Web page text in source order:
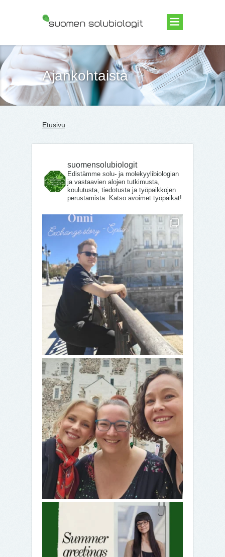
Suomen Solubiologit ry
Ajankohtaista
Etusivu
suomensolubiologit
Edistämme solu- ja molekyylibiologian
ja vastaavien alojen tutkimusta,
koulutusta, tiedotusta ja työpaikkojen
perustamista. Katso avoimet työpaikat!